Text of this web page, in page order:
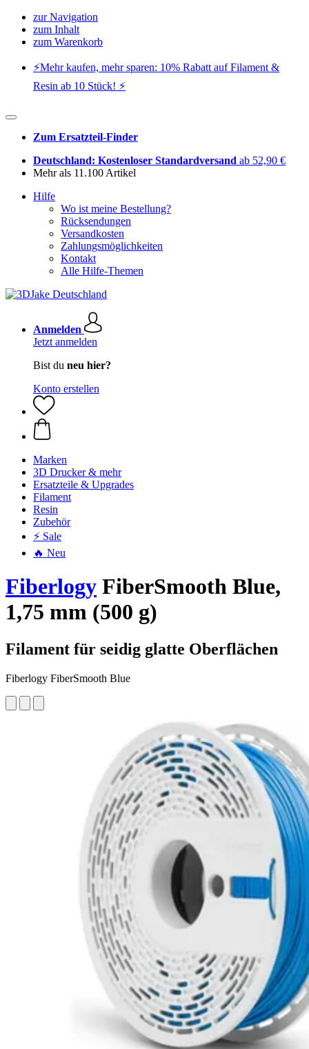
zur Navigation
zum Inhalt
zum Warenkorb
⚡️Mehr kaufen, mehr sparen: 10% Rabatt auf Filament &
Resin ab 10 Stück! ⚡️
Zum Ersatzteil-Finder
Deutschland: Kostenloser Standardversand ab 52,90 €
Mehr als 11.100 Artikel
Hilfe
Wo ist meine Bestellung?
Rücksendungen
Versandkosten
Zahlungsmöglichkeiten
Kontakt
Alle Hilfe-Themen
Anmelden
Jetzt anmelden
Bist du neu hier?
Konto erstellen
Marken
3D Drucker & mehr
Ersatzteile & Upgrades
Filament
Resin
Zubehör
⚡ Sale
🔥 Neu
Fiberlogy FiberSmooth Blue,
1,75 mm (500 g)
Filament für seidig glatte Oberflächen
Fiberlogy FiberSmooth Blue